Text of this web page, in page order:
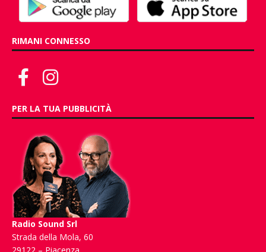
RIMANI CONNESSO
PER LA TUA PUBBLICITÀ
Radio Sound Srl
Strada della Mola, 60